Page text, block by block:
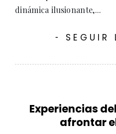
dinámica ilusionante,...
- SEGUIR
Experiencias
afrontar